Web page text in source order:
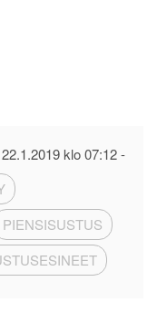
22.1.2019 klo 07:12-
PIENSISUSTUS